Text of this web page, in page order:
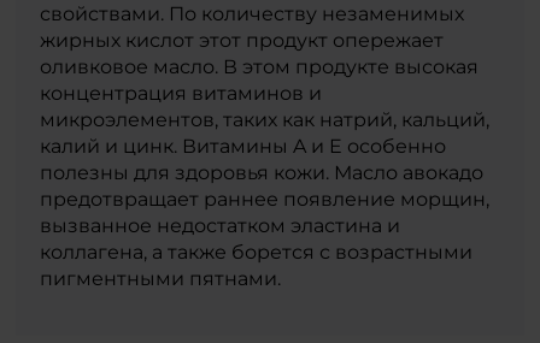
свойствами. По количеству незаменимых
жирных кислот этот продукт опережает
оливковое масло. В этом продукте высокая
концентрация витаминов и
микроэлементов, таких как натрий, кальций,
калий и цинк. Витамины A и E особенно
полезны для здоровья кожи. Масло авокадо
предотвращает раннее появление морщин,
вызванное недостатком эластина и
коллагена, а также борется с возрастными
пигментными пятнами.